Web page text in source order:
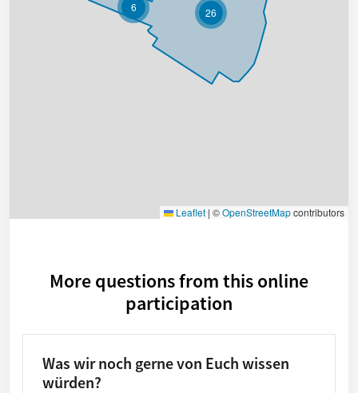
6 26
Leaflet | ©OpenStreetMapcontributors
More questions from this online
participation
Was wir noch gerne von Euch wissen
würden?